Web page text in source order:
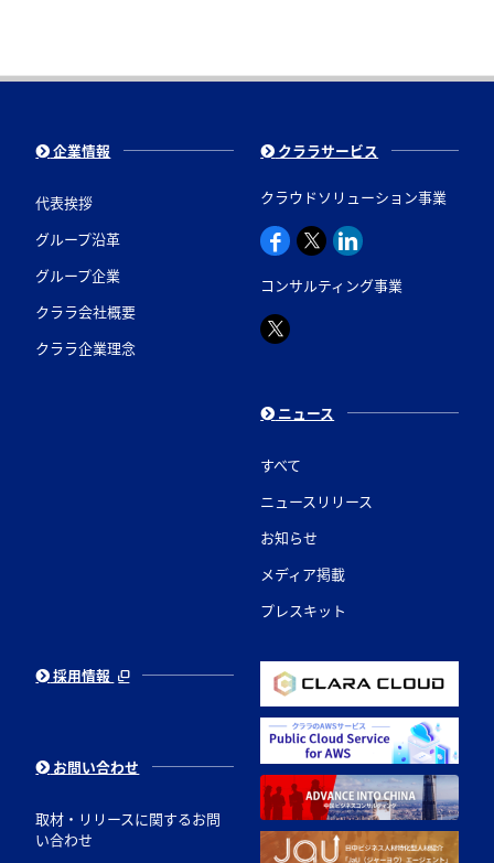
企業情報
代表挨拶
グループ沿革
グループ企業
クララ会社概要
クララ企業理念
クララサービス
クラウドソリューション事業
コンサルティング事業
ニュース
すべて
ニュースリリース
お知らせ
メディア掲載
プレスキット
採用情報
お問い合わせ
取材・リリースに関するお問
い合わせ